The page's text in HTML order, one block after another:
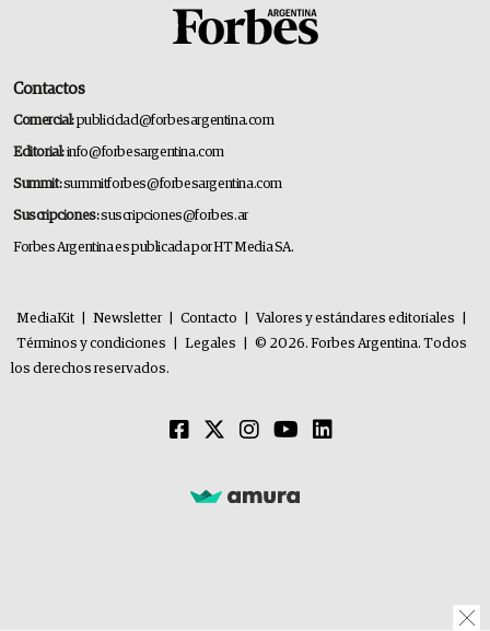
Contactos
Comercial:publicidad@forbesargentina.com
Editorial:info@forbesargentina.com
Summit:summitforbes@forbesargentina.com
Suscripciones:suscripciones@forbes.ar
Forbes Argentina es publicada por HT Media SA.
MediaKit Newsletter Contacto Valores y estándares editoriales
Términos y condiciones
Legales
© 2026. Forbes Argentina. Todos
los derechos reservados.